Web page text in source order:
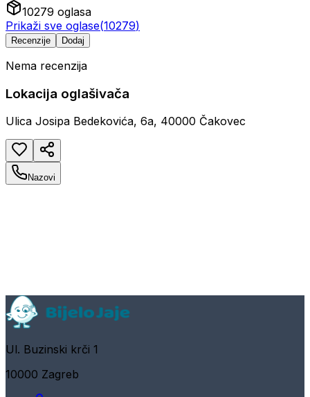
10279 oglasa
Prikaži sve oglase(10279)
Recenzije Dodaj
Nema recenzija
Lokacija oglašivača
Ulica Josipa Bedekovića, 6a, 40000 Čakovec
Nazovi
Ul. Buzinski krči 1
10000 Zagreb